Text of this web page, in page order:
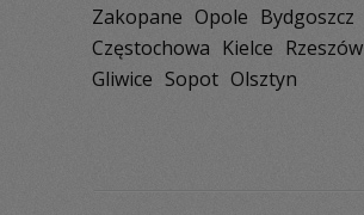
Zakopane Opole Bydgoszcz
Częstochowa Kielce Rzeszów
Gliwice Sopot Olsztyn